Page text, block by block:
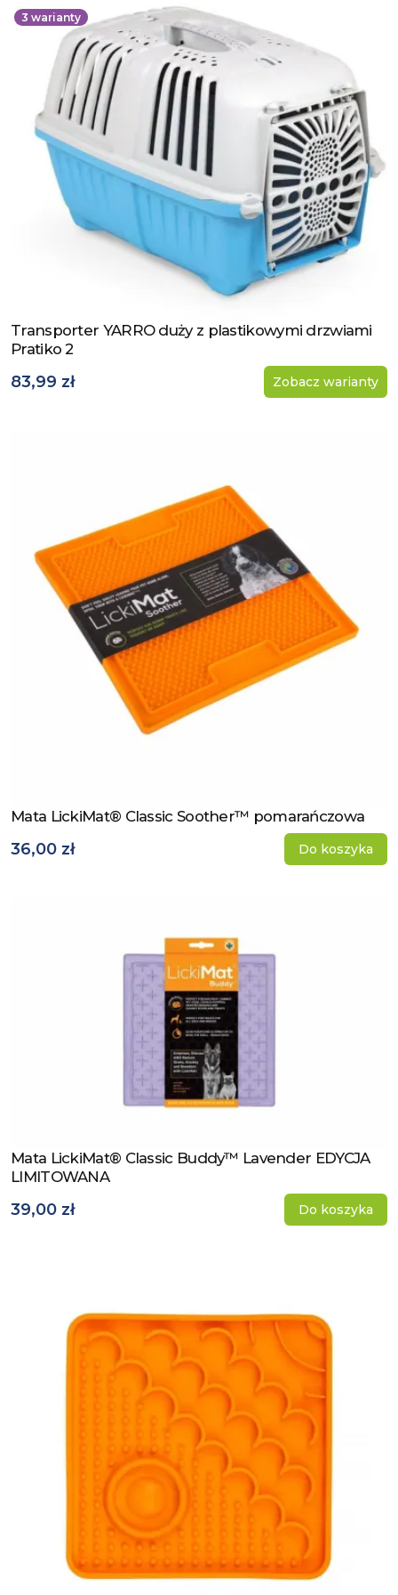
3 warianty
Zobacz produkt
Transporter YARRO duży z plastikowymi drzwiami
Pratiko 2
83,99 zł Zobacz warianty
Zobacz produkt
Mata LickiMat® Classic Soother™ pomarańczowa
36,00 zł Do koszyka
Zobacz produkt
Mata LickiMat® Classic Buddy™ Lavender EDYCJA
LIMITOWANA
39,00 zł Do koszyka